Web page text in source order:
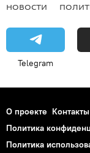
НОВОСТИ
Telegram
О проекте Контакты
Политика
Политика